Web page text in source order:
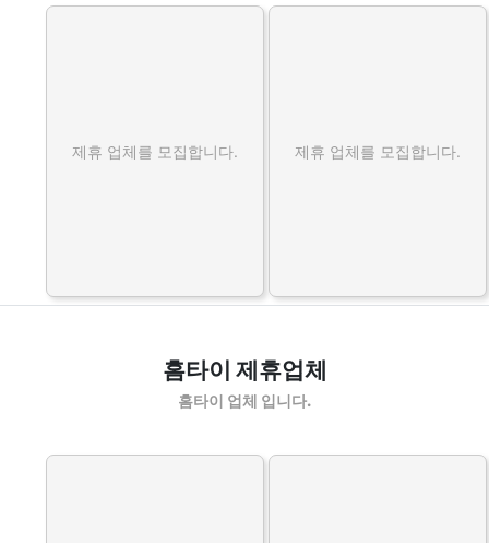
제휴 업체를 모집합니다. 제휴 업체를 모집합니다.
홈타이 제휴업체
홈타이 업체 입니다.